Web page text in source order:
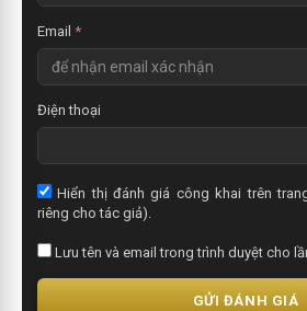
Email *
Điện thoại
Hiển thị đánh giá công khai trên
riêng cho tác giả).
Lưu tên và email trong trình duyệt cho
GỬI ĐÁNH GIÁ